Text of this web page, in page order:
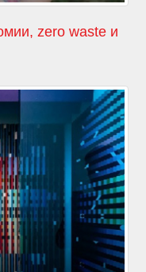
zero waste и